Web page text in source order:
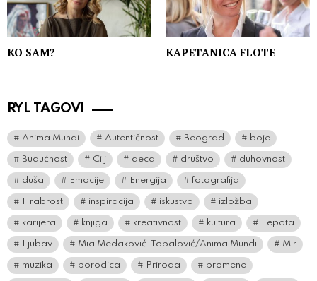
KO SAM? KAPETANICA FLOTE
RYL TAGOVI
Anima Mundi Autentičnost Beograd boje
Budućnost Cilj deca društvo duhovnost
duša Emocije Energija fotografija
Hrabrost inspiracija iskustvo izložba
karijera knjiga kreativnost kultura Lepota
Ljubav Mia Medaković-Topalović/Anima Mundi Mir
muzika porodica Priroda promene